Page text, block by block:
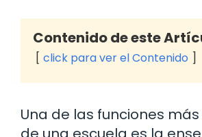
Contenido de este
click para ver el Contenido
Una de las funciones